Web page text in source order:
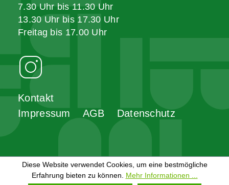
Kontakt
Impressum
AGB Datenschutz
7.30 Uhr bis 11.30 Uhr
13.30 Uhr bis 17.30 Uhr
Freitag bis 17.00 Uhr
Diese Website verwendet Cookies, um eine bestmögliche
Erfahrung bieten zu können. Mehr Informationen ...